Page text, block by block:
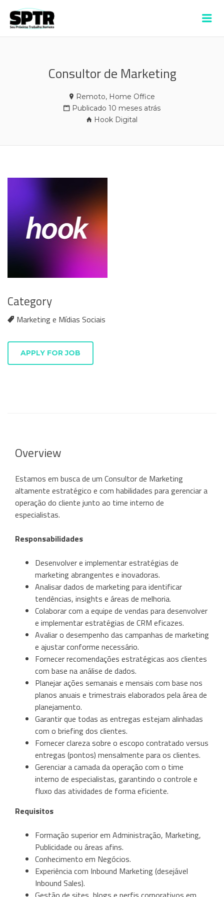
Consultor de Marketing
Remoto, Home Office
Publicado 10 meses atrás
Hook Digital
Category
Marketing e Mídias Sociais
APPLY FOR JOB
Overview
Estamos em busca de um Consultor de Marketing
altamente estratégico e com habilidades para gerenciar a
operação do cliente junto ao time interno de
especialistas.
Responsabilidades
Desenvolver e implementar estratégias de
marketing abrangentes e inovadoras.
Analisar dados de marketing para identificar
tendências, insights e áreas de melhoria.
Colaborar com a equipe de vendas para desenvolver
e implementar estratégias de CRM eficazes.
Avaliar o desempenho das campanhas de marketing
e ajustar conforme necessário.
Fornecer recomendações estratégicas aos clientes
com base na análise de dados.
Planejar ações semanais e mensais com base nos
planos anuais e trimestrais elaborados pela área de
planejamento.
Garantir que todas as entregas estejam alinhadas
com o briefing dos clientes.
Fornecer clareza sobre o escopo contratado versus
entregas (pontos) mensalmente para os clientes.
Gerenciar a camada da operação com o time
interno de especialistas, garantindo o controle e
fluxo das atividades de forma eficiente.
Requisitos
Formação superior em Administração, Marketing,
Publicidade ou áreas afins.
Conhecimento em Negócios.
Experiência com Inbound Marketing (desejável
Inbound Sales).